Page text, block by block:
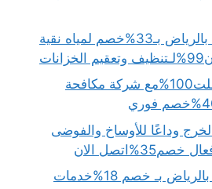
شركة تنظيف خزانات بالرياض بـ33%خصم لمياه نقية
حشرات؟مشكلتك انحلت100%مع شركة مكافحة
وداعًا للأوساخ والفوضى
الان
شركة تنظيف مطاعم بالرياض بـ خصم 18%خدمات